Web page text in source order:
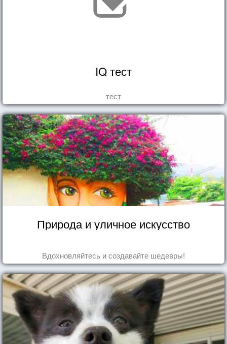
IQ тест
тест
Природа и уличное искусство
Вдохновляйтесь и создавайте шедевры!